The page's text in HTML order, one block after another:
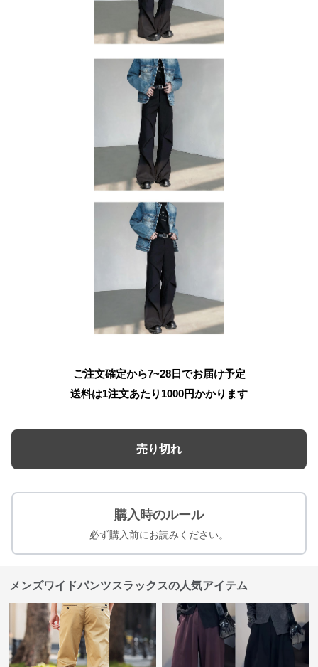
ご注文確定から7~28日でお届け予定
送料は1注文あたり 1000円かかります
売り切れ
購入時のルール
必ず購入前にお読みください。
メンズワイドパンツスラックスの人気アイテム